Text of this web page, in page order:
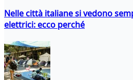
Nelle città italiane si vedono
elettrici: ecco perché